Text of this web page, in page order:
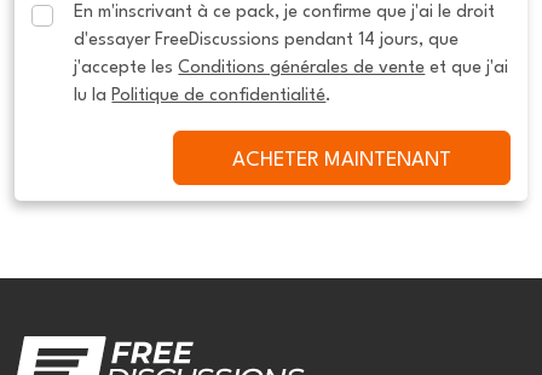
En m'inscrivant à ce pack, je confirme que j'ai le droit
d'essayer FreeDiscussions pendant 14 jours, que
j'accepte les Conditions générales de vente et que j'ai
lu la Politique de confidentialité.
ACHETER MAINTENANT